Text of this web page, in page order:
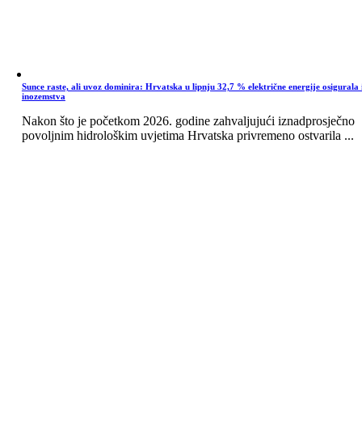
Sunce raste, ali uvoz dominira: Hrvatska u lipnju 32,7 % električne energije osigurala
inozemstva
Nakon što je početkom 2026. godine zahvaljujući iznadprosječno
povoljnim hidrološkim uvjetima Hrvatska privremeno ostvarila ...